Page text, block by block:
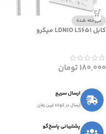
فروخته شده
کابل LDNIO LS651 میکرو
180,000تومان
ارسال سریع
ارسال در کوتاه ترین زمان
پشتیبانی پاسخ‌گو